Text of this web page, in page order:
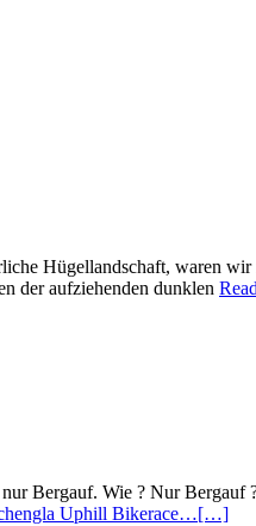
Hügellandschaft, waren
der aufziehenden dunklen
Bergauf. Wie ? Nur
Uphill Bikerace…[…]